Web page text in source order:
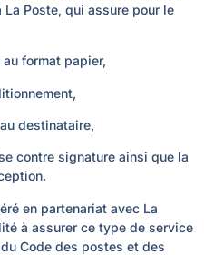
Poste, qui assure pour le
format papier,
destinataire,
contre signature ainsi que la
en partenariat avec La
à assurer ce type de service
Code des postes et des